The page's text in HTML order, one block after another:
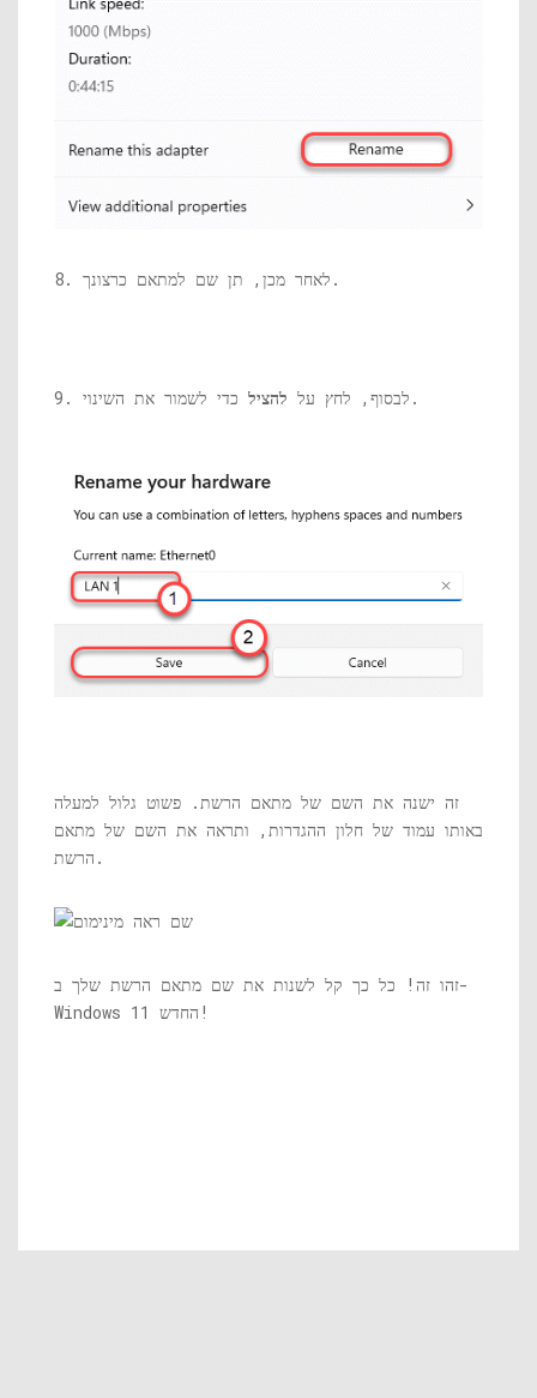
8. לאחר מכן, תן שם למתאם כרצונך.
9. לבסוף, לחץ על להציל כדי לשמור את השינוי.
זה ישנה את השם של מתאם הרשת. פשוט גלול למעלה
באותו עמוד של חלון ההגדרות, ותראה את השם של מתאם
הרשת.
זהו זה! כל כך קל לשנות את שם מתאם הרשת שלך ב-
Windows 11 החדש!